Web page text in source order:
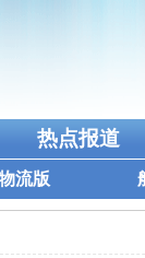
热点报道
流版